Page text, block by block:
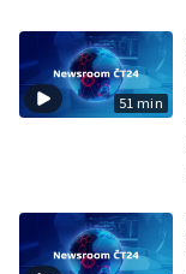
51 min